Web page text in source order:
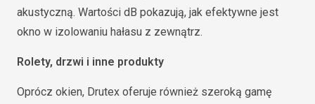
akustyczną. Wartości dB pokazują, jak efektywne jest
okno w izolowaniu hałasu z zewnątrz.
Rolety, drzwi i inne produkty
Oprócz okien, Drutex oferuje również szeroką gamę